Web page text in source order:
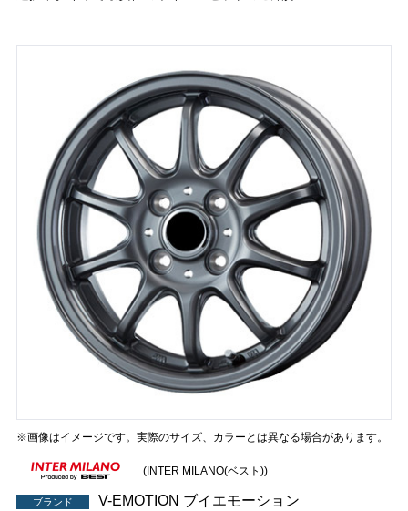
※画像はイメージです。実際のサイズ、カラーとは異なる場合があります。
(INTER MILANO(ベスト))
ブランド V-EMOTION ブイエモーション